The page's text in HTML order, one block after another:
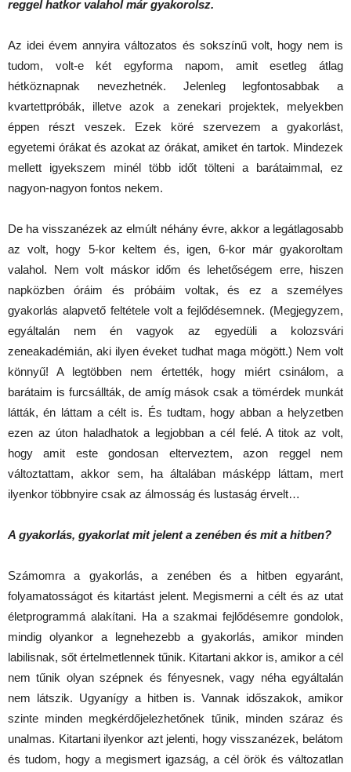
reggel hatkor valahol már gyakorolsz.
Az idei évem annyira változatos és sokszínű volt, hogy nem is
tudom, volt-e két egyforma napom, amit esetleg átlag
hétköznapnak nevezhetnék. Jelenleg legfontosabbak a
kvartettpróbák, illetve azok a zenekari projektek, melyekben
éppen részt veszek. Ezek köré szervezem a gyakorlást,
egyetemi órákat és azokat az órákat, amiket én tartok. Mindezek
mellett igyekszem minél több időt tölteni a barátaimmal, ez
nagyon-nagyon fontos nekem.
De ha visszanézek az elmúlt néhány évre, akkor a legátlagosabb
az volt, hogy 5-kor keltem és, igen, 6-kor már gyakoroltam
valahol. Nem volt máskor időm és lehetőségem erre, hiszen
napközben óráim és próbáim voltak, és ez a személyes
gyakorlás alapvető feltétele volt a fejlődésemnek. (Megjegyzem,
egyáltalán nem én vagyok az egyedüli a kolozsvári
zeneakadémián, aki ilyen éveket tudhat maga mögött.) Nem volt
könnyű! A legtöbben nem értették, hogy miért csinálom, a
barátaim is furcsállták, de amíg mások csak a tömérdek munkát
látták, én láttam a célt is. És tudtam, hogy abban a helyzetben
ezen az úton haladhatok a legjobban a cél felé. A titok az volt,
hogy amit este gondosan elterveztem, azon reggel nem
változtattam, akkor sem, ha általában másképp láttam, mert
ilyenkor többnyire csak az álmosság és lustaság érvelt…
A gyakorlás, gyakorlat mit jelent a zenében és mit a hitben?
Számomra a gyakorlás, a zenében és a hitben egyaránt,
folyamatosságot és kitartást jelent. Megismerni a célt és az utat
életprogrammá alakítani. Ha a szakmai fejlődésemre gondolok,
mindig olyankor a legnehezebb a gyakorlás, amikor minden
labilisnak, sőt értelmetlennek tűnik. Kitartani akkor is, amikor a cél
nem tűnik olyan szépnek és fényesnek, vagy néha egyáltalán
nem látszik. Ugyanígy a hitben is. Vannak időszakok, amikor
szinte minden megkérdőjelezhetőnek tűnik, minden száraz és
unalmas. Kitartani ilyenkor azt jelenti, hogy visszanézek, belátom
és tudom, hogy a megismert igazság, a cél örök és változatlan